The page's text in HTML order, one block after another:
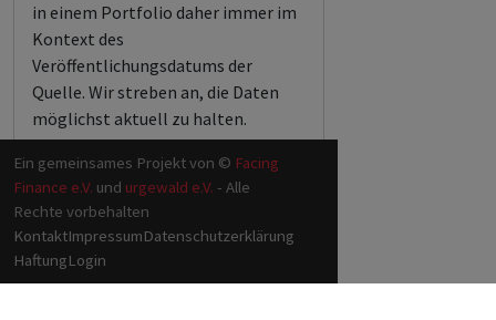
in einem Portfolio daher immer im
Kontext des
Veröffentlichungsdatums der
Quelle. Wir streben an, die Daten
möglichst aktuell zu halten.
Ein gemeinsames Projekt von © Facing
Finance e.V. und urgewald e.V. - Alle
Rechte vorbehalten
KontaktImpressumDatenschutzerklärung
HaftungLogin